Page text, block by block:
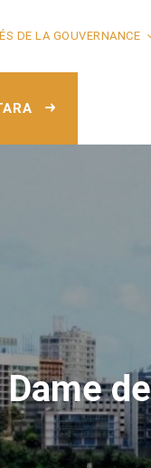
DE LA GOUVERNANCE